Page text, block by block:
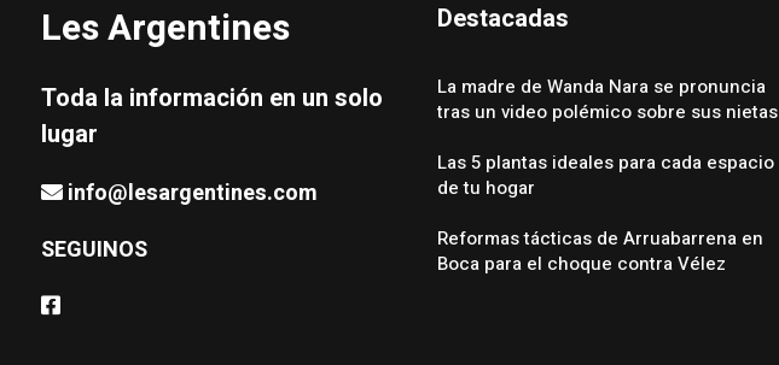
Les Argentines
Toda la información en un solo
lugar
info@lesargentines.com
SEGUINOS
Destacadas
La madre de Wanda Nara se pronuncia
tras un video polémico sobre sus nietas
Las 5 plantas ideales para cada espacio
de tu hogar
Reformas tácticas de Arruabarrena en
Boca para el choque contra Vélez